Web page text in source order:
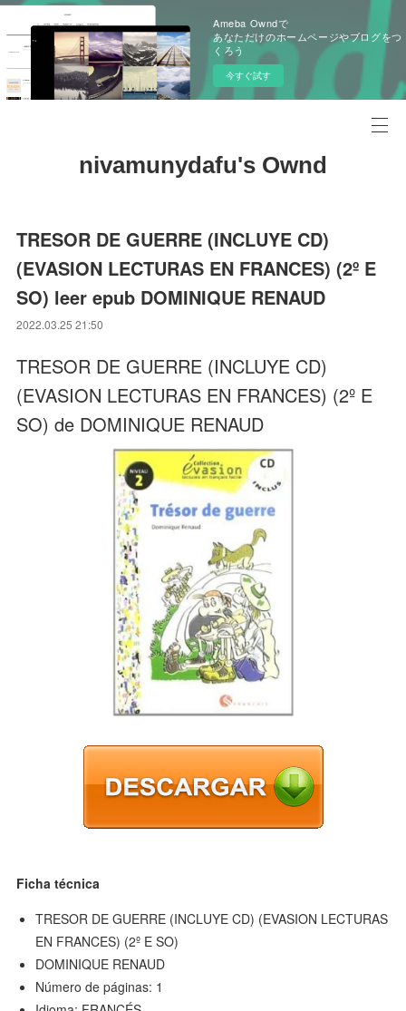
Ameba Owndで
あなただけのホームページやブログをつ
くろう
今すぐ試す
nivamunydafu's Ownd
TRESOR DE GUERRE (INCLUYE CD)
(EVASION LECTURAS EN FRANCES) (2º E
SO) leer epub DOMINIQUE RENAUD
2022.03.25 21:50
TRESOR DE GUERRE (INCLUYE CD)
(EVASION LECTURAS EN FRANCES) (2º E
SO) de DOMINIQUE RENAUD
Ficha técnica
TRESOR DE GUERRE (INCLUYE CD) (EVASION LECTURAS
EN FRANCES) (2º E SO)
DOMINIQUE RENAUD
Número de páginas: 1